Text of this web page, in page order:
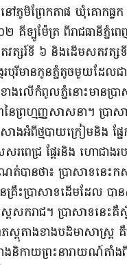
ៅភូមិព្រែកតាផ ឃុំគោកធ្លក
គីឡូម៉ែត្រ ពីរាជធានីភ្នំ
រ៍ទី ៦ និងដើមសតវត្សទី៧
គរបុរីមានកូនភ្នំតូចមួយដ
ាងលើកំពូលភ្នំនោះមានប្
ព្រហ្មញ្ញសាសនា។ ប្រាស
ាងអំពីថ្មបាយក្រៀមនិង
សសរពេជ្រ ផ្តែរនិង ហោជ
ត់បានថា៖ ប្រាសាទនេះ
រឹះប្រាសាទដើមដែល ប
តសករាជ។ ប្រាសាទនេ
ភស្តុតាងខាងបដិមាសាស្ត្រ
និកាយព្រះនារាយណ៍តាំង